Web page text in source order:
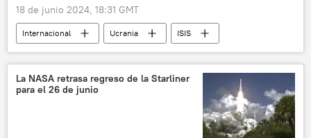
18 de junio 2024, 18:31 GMT
Internacional Ucrania
ISIS
🌍 Europa
Ataque terrorista en el Crocus City Hall
Rusia
La NASA retrasa regreso de la Starliner
para el 26 de junio